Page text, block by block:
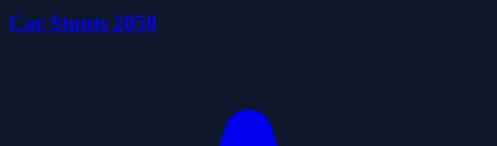
Car Stunts 2050